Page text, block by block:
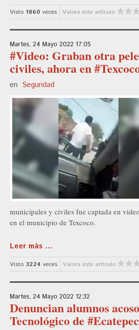
Visto 1860 veces Valora este artículo
Martes, 24 Mayo 2022 17:05
#Video: Graban otra
civiles, ahora en
en Seguridad
municipales y civiles fue captada en
en el municipio de Texcoco.
Leer más ...
Visto 3224 veces Valora este artículo
Martes, 24 Mayo 2022 12:32
Denuncian alumnos
Tecnológico de #Ecatepec